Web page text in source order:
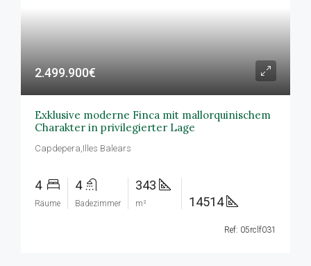
2.499.900€
Exklusive moderne Finca mit mallorquinischem
Charakter in privilegierter Lage
Capdepera,Illes Balears
4
Räume
4
Badezimmer
343
m² 14514
Ref: 05rclf031